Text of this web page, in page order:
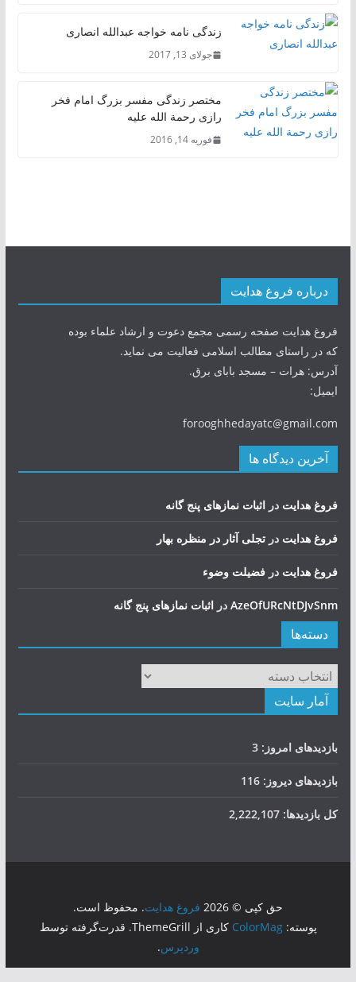
زندگی نامه خواجه عبدالله انصاری
جولای 13, 2017
مختصر زندگی مفسر بزرگ امام فخر
رازی رحمة الله علیه
فوریه 14, 2016
درباره فروغ هدایت
فروغ هدایت صفحه رسمی مجمع دعوت و ارشاد علماء بوده
که در راستای مطالب اسلامی فعالیت می نماید.
آدرس: هرات – مسجد بابای برق.
ایمیل:
forooghhedayatc@gmail.com
آخرین دیدگاه ها
فروغ هدایت در اثبات نمازهای پنج گانه
فروغ هدایت در تجلی آثار در منظره بهار
فروغ هدایت در فضيلت وضوء
AzeOfURcNtDJvSnmدر اثبات نمازهای پنج گانه
دسته‌ها
دسته‌ها
آمار سایت
بازدیدهای امروز: 3
بازدیدهای دیروز: 116
کل بازدیدها: 2,222,107
حق کپی © 2026 فروغ هدایت. محفوظ است.
پوسته:ColorMag کاری از ThemeGrill. قدرت‌گرفته توسط
وردپرس.